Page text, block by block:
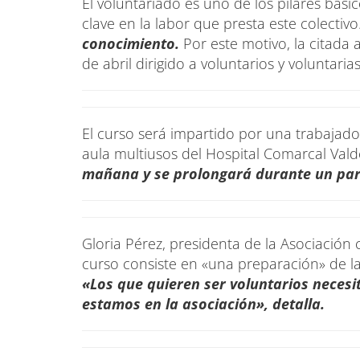
clave en la labor que presta este
conocimiento. Por este motivo, la citada
de abril dirigido a voluntarios y
El curso será impartido por una
aula multiusos del Hospital Comarcal
mañana y se prolongará durante un
Gloria Pérez, presidenta de la
curso consiste en «una preparación» de
«Los que quieren ser voluntarios
estamos en la asociación», detalla.